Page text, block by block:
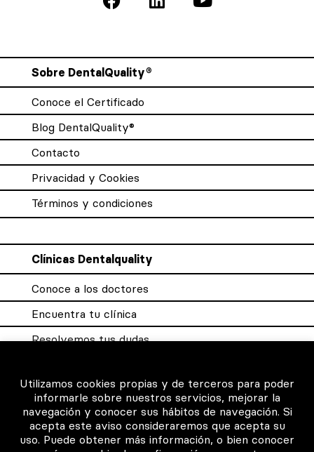
Sobre DentalQuality®
Conoce el Certificado
Blog DentalQuality®
Contacto
Privacidad y Cookies
Términos y condiciones
Clínicas Dentalquality
Conoce a los doctores
Encuentra tu clínica
Resolvemos tus dudas
Para los profesionales
Utilizamos cookies propias y de terceros para poder
informarle sobre nuestros servicios, mejorar la
navegación y conocer sus hábitos de navegación. Si
acepta este aviso consideraremos que acepta su
uso. Puede obtener más información, o bien conocer